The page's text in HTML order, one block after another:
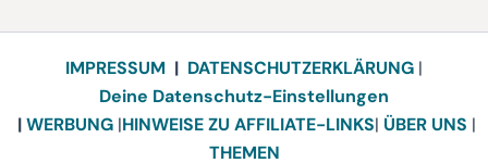
IMPRESSUM | DATENSCHUTZERKLÄRUNG |
Deine Datenschutz-Einstellungen
|WERBUNG |HINWEISE ZU AFFILIATE-LINKS| ÜBER UNS |
THEMEN